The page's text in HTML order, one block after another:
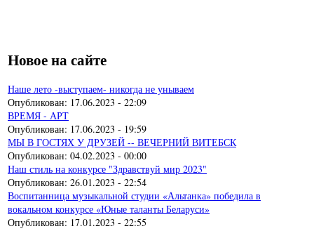
Новое на сайте
Наше лето -выступаем- никогда не унываем
Опубликован: 17.06.2023 - 22:09
ВРЕМЯ - АРТ
Опубликован: 17.06.2023 - 19:59
МЫ В ГОСТЯХ У ДРУЗЕЙ -- ВЕЧЕРНИЙ ВИТЕБСК
Опубликован: 04.02.2023 - 00:00
Наш стиль на конкурсе "Здравствуй мир 2023"
Опубликован: 26.01.2023 - 22:54
Воспитанница музыкальной студии «Альтанка» победила в
вокальном конкурсе «Юные таланты Беларуси»
Опубликован: 17.01.2023 - 22:55